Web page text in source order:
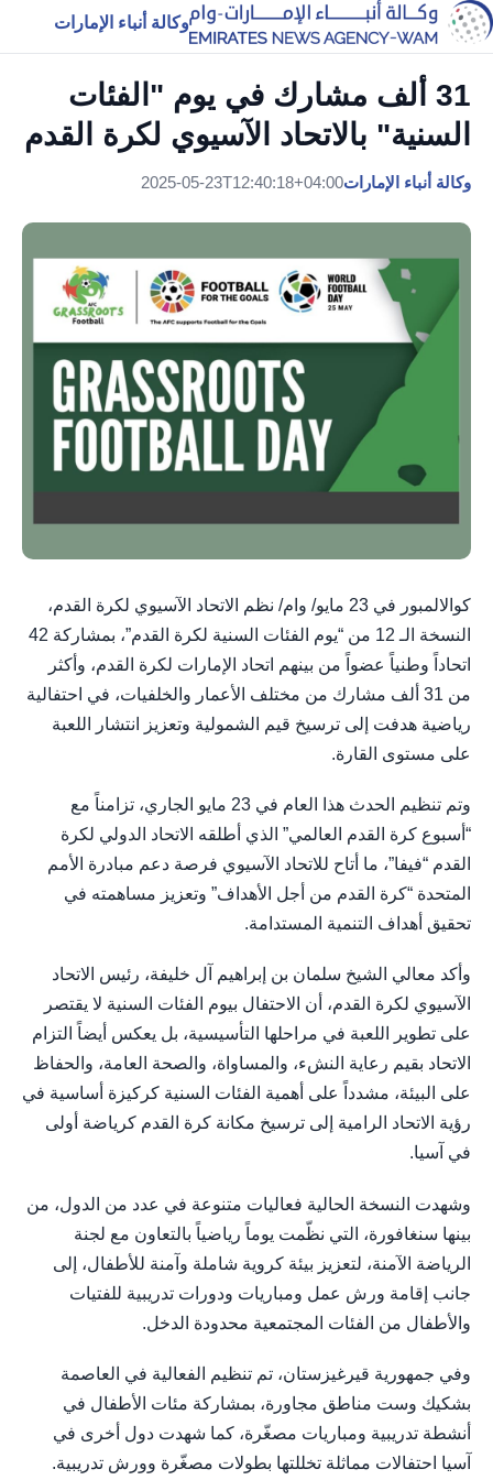
وكالة أنباء الإمارات
31 ألف مشارك في يوم "الفئات
السنية" بالاتحاد الآسيوي لكرة القدم
وكالة أنباء الإمارات2025-05-23T12:40:18+04:00
كوالالمبور في 23 مايو/ وام/ نظم الاتحاد الآسيوي لكرة القدم،
النسخة الـ 12 من “يوم الفئات السنية لكرة القدم”، بمشاركة 42
اتحاداً وطنياً عضواً من بينهم اتحاد الإمارات لكرة القدم، وأكثر
من 31 ألف مشارك من مختلف الأعمار والخلفيات، في احتفالية
رياضية هدفت إلى ترسيخ قيم الشمولية وتعزيز انتشار اللعبة
على مستوى القارة.
وتم تنظيم الحدث هذا العام في 23 مايو الجاري، تزامناً مع
“أسبوع كرة القدم العالمي” الذي أطلقه الاتحاد الدولي لكرة
القدم “فيفا”، ما أتاح للاتحاد الآسيوي فرصة دعم مبادرة الأمم
المتحدة “كرة القدم من أجل الأهداف” وتعزيز مساهمته في
تحقيق أهداف التنمية المستدامة.
وأكد معالي الشيخ سلمان بن إبراهيم آل خليفة، رئيس الاتحاد
الآسيوي لكرة القدم، أن الاحتفال بيوم الفئات السنية لا يقتصر
على تطوير اللعبة في مراحلها التأسيسية، بل يعكس أيضاً التزام
الاتحاد بقيم رعاية النشء، والمساواة، والصحة العامة، والحفاظ
على البيئة، مشدداً على أهمية الفئات السنية كركيزة أساسية في
رؤية الاتحاد الرامية إلى ترسيخ مكانة كرة القدم كرياضة أولى
في آسيا.
وشهدت النسخة الحالية فعاليات متنوعة في عدد من الدول، من
بينها سنغافورة، التي نظّمت يوماً رياضياً بالتعاون مع لجنة
الرياضة الآمنة، لتعزيز بيئة كروية شاملة وآمنة للأطفال، إلى
جانب إقامة ورش عمل ومباريات ودورات تدريبية للفتيات
والأطفال من الفئات المجتمعية محدودة الدخل.
وفي جمهورية قيرغيزستان، تم تنظيم الفعالية في العاصمة
بشكيك وست مناطق مجاورة، بمشاركة مئات الأطفال في
أنشطة تدريبية ومباريات مصغّرة، كما شهدت دول أخرى في
آسيا احتفالات مماثلة تخللتها بطولات مصغّرة وورش تدريبية.